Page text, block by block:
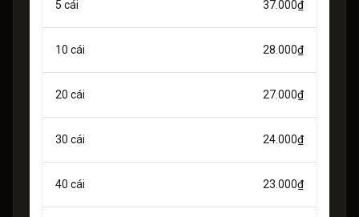
5 cái 37.000₫
10 cái 28.000₫
20 cái 27.000₫
30 cái 24.000₫
40 cái 23.000₫